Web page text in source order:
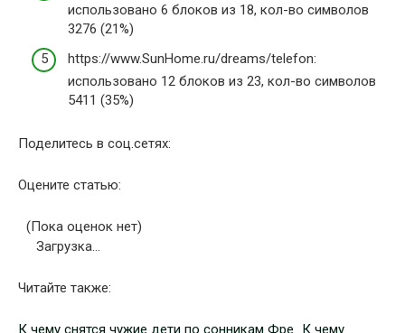
использовано 6 блоков из 18, кол-во символов
3276 (21%)
https://www.SunHome.ru/dreams/telefon:
использовано 12 блоков из 23, кол-во символов
5411 (35%)
Поделитесь в соц.сетях:
Оцените статью:
(Пока оценок нет)
Загрузка…
Читайте также:
К чему снятся чужие дети по сонникам Фре… К чему